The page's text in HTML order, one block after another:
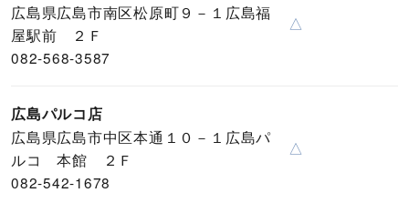
広島県広島市南区松原町９－１広島福
屋駅前 ２Ｆ
082-568-3587
△
広島パルコ店
広島県広島市中区本通１０－１広島パ
ルコ 本館 ２Ｆ
082-542-1678
△